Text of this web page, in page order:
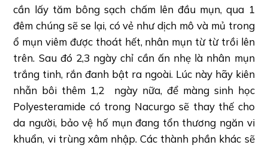
cần lấy tăm bông sạch chấm lên đầu mụn, qua 1
đêm chúng sẽ se lại, có vẻ như dịch mô và mủ trong
ổ mụn viêm được thoát hết, nhân mụn từ từ trồi lên
trên. Sau đó 2,3 ngày chỉ cần ấn nhẹ là nhân mụn
trắng tinh, rắn đanh bật ra ngoài. Lúc này hãy kiên
nhẫn bôi thêm 1,2 ngày nữa, để màng sinh học
Polyesteramide có trong Nacurgo sẽ thay thế cho
da người, bảo vệ hố mụn đang tổn thương ngăn vi
khuẩn, vi trùng xâm nhập. Các thành phần khác sẽ